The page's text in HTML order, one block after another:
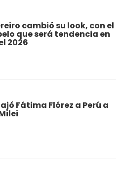
cambió su look, con el
que será tendencia en
2026
Fátima Flórez a Perú a